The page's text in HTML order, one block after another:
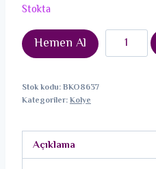
Stokta
Hemen Al
316L
Çelik
Renk
Stok kodu:BKO8637
Kategoriler:Kolye
Açıklama